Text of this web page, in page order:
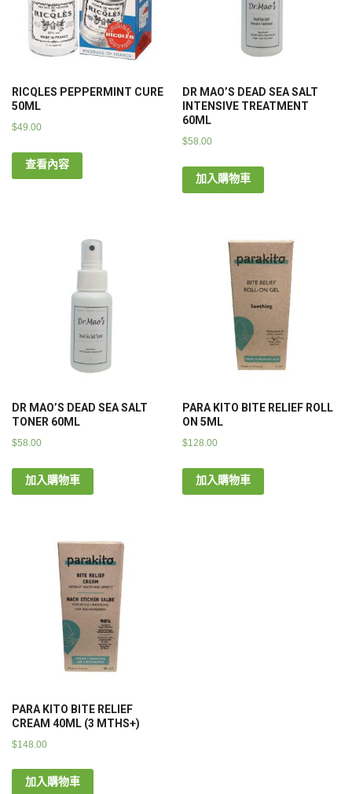
RICQLES PEPPERMINT CURE
50ML
$49.00
查看內容
DR MAO’S DEAD SEA SALT
INTENSIVE TREATMENT
60ML
$58.00
加入購物車
DR MAO’S DEAD SEA SALT
TONER 60ML
$58.00
加入購物車
PARA KITO BITE RELIEF ROLL
ON 5ML
$128.00
加入購物車
PARA KITO BITE RELIEF
CREAM 40ML (3 MTHS+)
$148.00
加入購物車